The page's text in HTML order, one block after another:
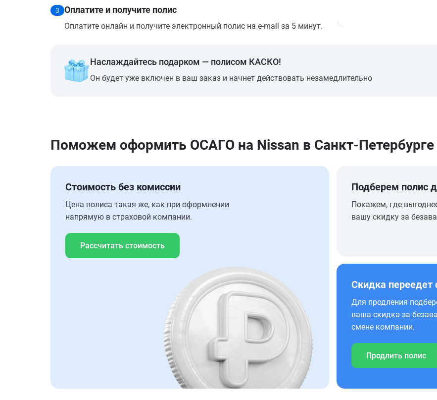
3 Оплатите и получите полис
Оплатите онлайн и получите электронный полис на e-mail за 5 минут.
Наслаждайтесь подарком — полисом КАСКО!
Он будет уже включен в ваш заказ и начнет действовать незамедлительно
Поможем оформить ОСАГО на Nissan в Санкт-Петербурге
Стоимость без комиссии
Цена полиса такая же, как при оформлении
напрямую в страховой компании.
Рассчитать стоимость
Подберем полис
Покажем, где
вашу скидку за
Скидка переедет
Для продления
ваша скидка за
смене компании.
Продлить полис